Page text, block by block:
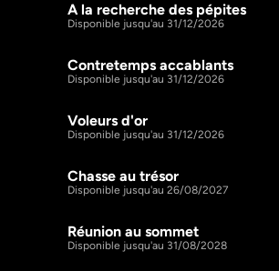
S3 E4
A la recherche des pépites
Disponible jusqu'au 31/12/2026
S4 E4
Contretemps accablants
Disponible jusqu'au 31/12/2026
S5 E4
Voleurs d'or
Disponible jusqu'au 31/12/2026
S6 E4
Chasse au trésor
Disponible jusqu'au 26/08/2027
S7 E4
Réunion au sommet
Disponible jusqu'au 31/08/2028